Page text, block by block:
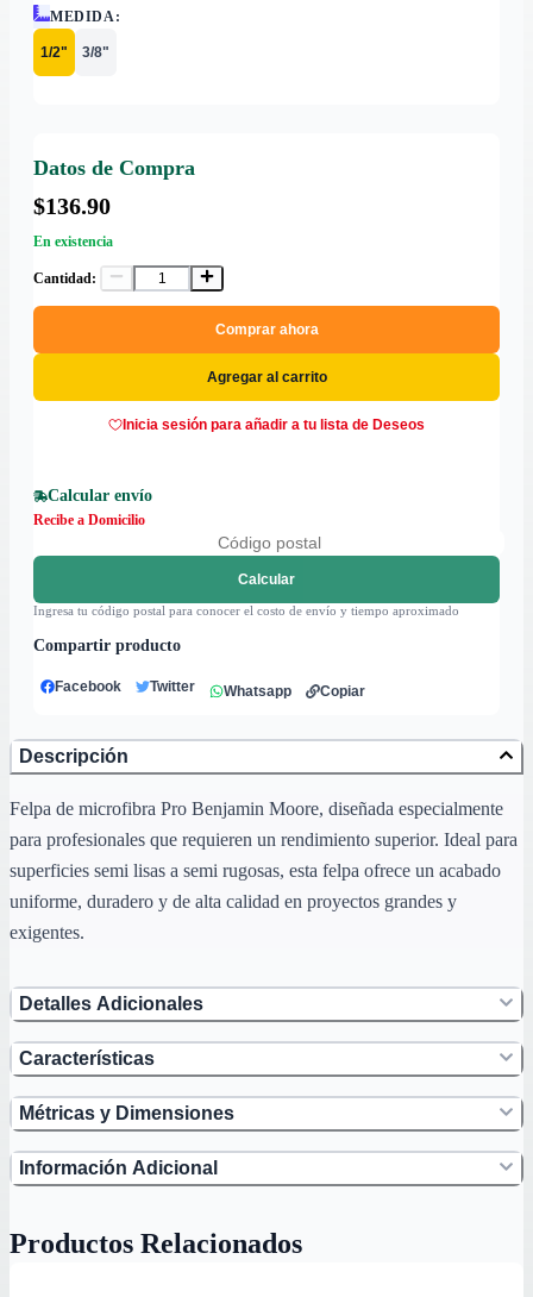
MEDIDA:
1/2" 3/8"
Datos de Compra
$136.90
En existencia
Cantidad:
Comprar ahora
Agregar al carrito
Inicia sesión para añadir a tu lista de Deseos
Calcular envío
Recibe a Domicilio
Calcular
Ingresa tu código postal para conocer el costo de envío y tiempo aproximado
Compartir producto
Facebook Twitter Whatsapp Copiar
Descripción
Felpa de microfibra Pro Benjamin Moore, diseñada especialmente
para profesionales que requieren un rendimiento superior. Ideal para
superficies semi lisas a semi rugosas, esta felpa ofrece un acabado
uniforme, duradero y de alta calidad en proyectos grandes y
exigentes.
Detalles Adicionales
Características
Métricas y Dimensiones
Información Adicional
Productos Relacionados